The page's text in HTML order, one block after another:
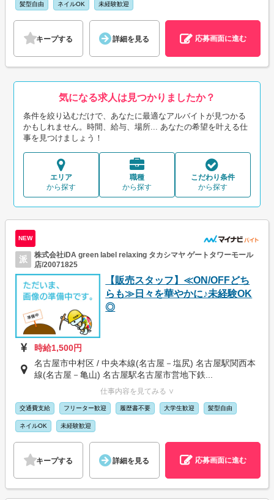
髪型自由 ネイルOK 未経験歓迎
キープする 詳細を見る 応募画面に進む
気になる求人は見つかりましたか？
条件を絞り込むだけで、あなたに最適なアルバイトが見つかる
かもしれません。時間、給与、場所... あなたの希望を叶える仕
事を見つけましょう！
エリア
から探す
職種
から探す
こだわり条件
から探す
NEW
派
株式会社iDA green label relaxing タカシマヤ ゲートタワーモール
店/20071825
【販売スタッフ】≪ON/OFFどち
らも≫日々を華やかに♪未経験OK
◎
時給1,500円
名古屋市中村区 / 中央本線(名古屋－塩尻) 名古屋駅関西本
線(名古屋－亀山) 名古屋駅名古屋市営地下鉄...
仕事内容を見てみる ∨
交通費支給 フリーター歓迎 履歴書不要 大学生歓迎 髪型自由
ネイルOK 未経験歓迎
キープする 詳細を見る 応募画面に進む